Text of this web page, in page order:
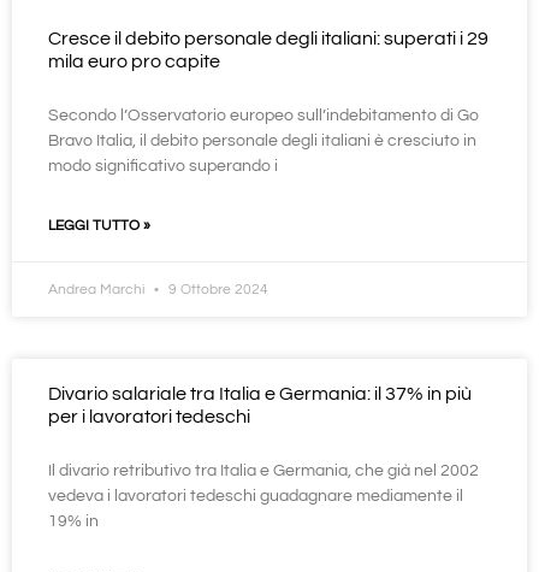
Cresce il debito personale degli italiani: superati i 29
mila euro pro capite
Secondo l’Osservatorio europeo sull’indebitamento di Go
Bravo Italia, il debito personale degli italiani è cresciuto in
modo significativo superando i
LEGGI TUTTO »
Andrea Marchi 9 Ottobre 2024
Divario salariale tra Italia e Germania: il 37% in più
per i lavoratori tedeschi
Il divario retributivo tra Italia e Germania, che già nel 2002
vedeva i lavoratori tedeschi guadagnare mediamente il
19% in